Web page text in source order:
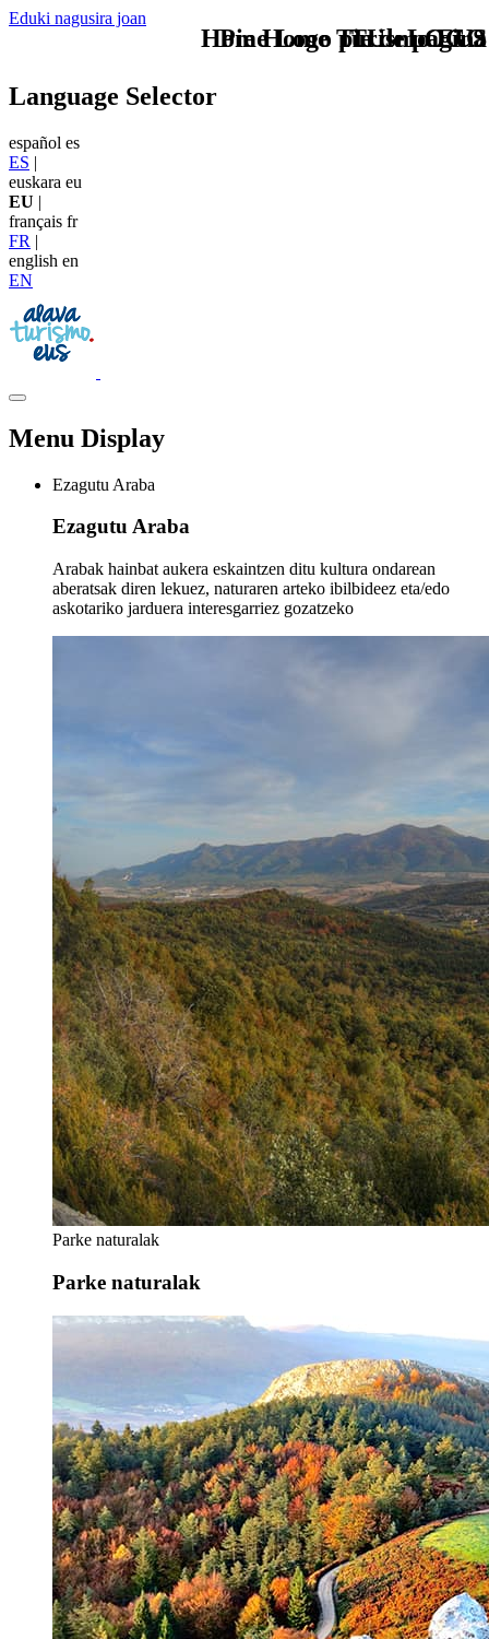
Eduki nagusira joan
TU - LOGO
Language Selector
español es
ES |
euskara eu
EU |
français fr
FR |
english en
EN
Menu Display
Ezagutu Araba
Ezagutu Araba
Arabak hainbat aukera eskaintzen ditu kultura ondarean
aberatsak diren lekuez, naturaren arteko ibilbideez eta/edo
askotariko jarduera interesgarriez gozatzeko
Parke naturalak
Parke naturalak
Home Logo pie de página
Pie Home Turismo EUS